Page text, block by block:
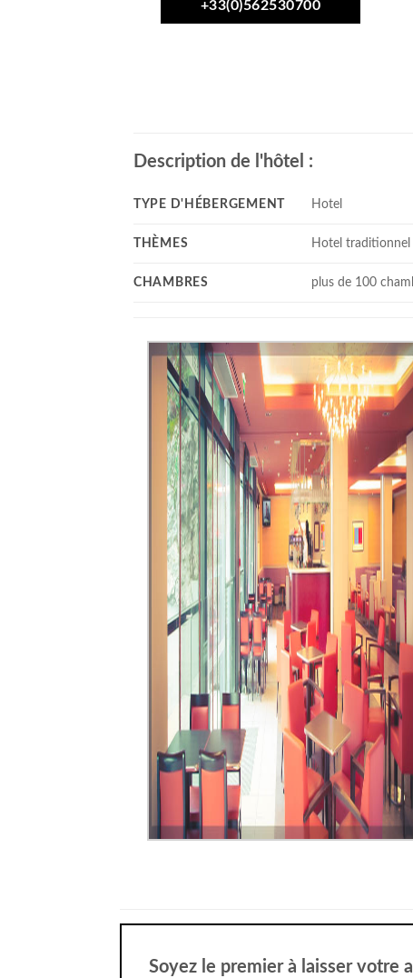
+33(0)562530700
Description de l'hôtel :
TYPE D'HÉBERGEMENT Hotel
THÈMES Hotel traditionnel
CHAMBRES plus de 100
Soyez le premier à laisser votre